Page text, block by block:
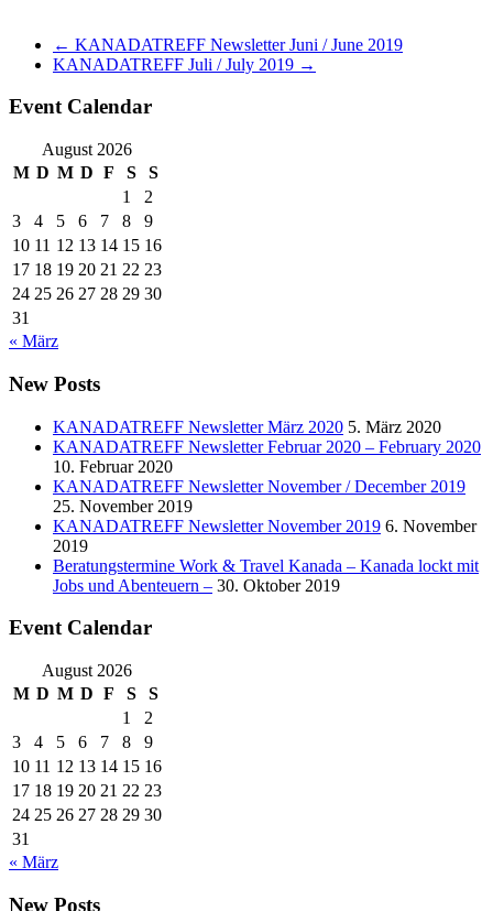
← KANADATREFF Newsletter Juni / June 2019
KANADATREFF Juli / July 2019 →
Event Calendar
August 2026
M D M D F S
S
1
2
3
4 5 6 7 8
9
10 11 12 13 14 15 16
17 18 19 20 21 22 23
24 25 26 27 28 29 30
31
« März
New Posts
KANADATREFF Newsletter März 2020 5. März 2020
KANADATREFF Newsletter Februar 2020 – February 2020
10. Februar 2020
KANADATREFF Newsletter November / December 2019
25. November 2019
KANADATREFF Newsletter November 2019 6. November
2019
Beratungstermine Work & Travel Kanada – Kanada lockt mit
Jobs und Abenteuern – 30. Oktober 2019
Event Calendar
August 2026
M D M D F S
S
1
2
3
4 5 6 7 8
9
10 11 12 13 14 15 16
17 18 19 20 21 22 23
24 25 26 27 28 29 30
31
« März
New Posts